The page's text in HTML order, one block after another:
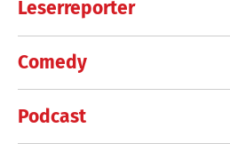
Leserreporter
Comedy
Podcast